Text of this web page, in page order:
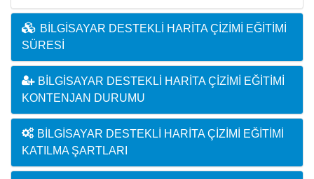
BILGISAYAR DESTEKLI HARITA ÇIZIMI EĞITIMI
SÜRESI
BILGISAYAR DESTEKLI HARITA ÇIZIMI EĞITIMI
KONTENJAN DURUMU
BILGISAYAR DESTEKLI HARITA ÇIZIMI EĞITIMI
KATILMA ŞARTLARI